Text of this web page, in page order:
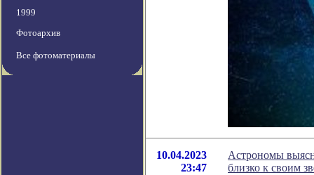
1999
Фотоархив
Все фотоматериалы
10.04.2023
23:47
Астрономы
близко к своим